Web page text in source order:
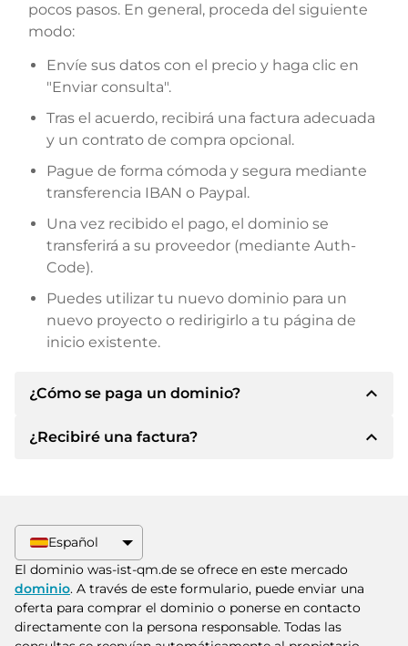
pocos pasos. En general, proceda del siguiente
modo:
Envíe sus datos con el precio y haga clic en
"Enviar consulta".
Tras el acuerdo, recibirá una factura adecuada
y un contrato de compra opcional.
Pague de forma cómoda y segura mediante
transferencia IBAN o Paypal.
Una vez recibido el pago, el dominio se
transferirá a su proveedor (mediante Auth-
Code).
Puedes utilizar tu nuevo dominio para un
nuevo proyecto o redirigirlo a tu página de
inicio existente.
¿Cómo se paga un dominio? expand_less
Tras llegar a un acuerdo, el propietario le
Paypal u otros métodos de pago.
Indique siempre el nombre de dominio y el
número de factura al realizar la transferencia.
¿Recibiré una factura? expand_less
superiores, también recibirá un contrato de
compra adicional si lo solicita.
Español
El dominio was-ist-qm.de se ofrece en este mercado
dominio. A través de este formulario, puede enviar una
oferta para comprar el dominio o ponerse en contacto
directamente con la persona responsable. Todas las